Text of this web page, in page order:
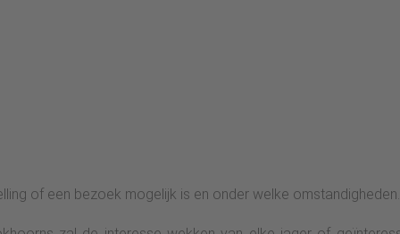
of een bezoek mogelijk is en onder welke omstandigheden.